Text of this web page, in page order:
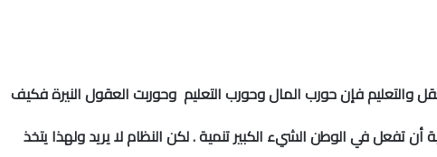
والتعليم فإن حورب المال وحورب التعليم وحوربت العقول النيرة فكيف
تفعل في الوطن الشيء الكبير تنمية . لكن النظام لا يريد ولهذا يتخذ